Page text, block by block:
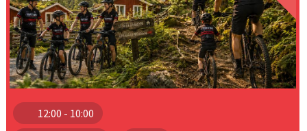
12:00 - 10:00